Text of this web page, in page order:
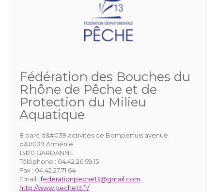
Fédération des Bouches du
Rhône de Pêche et de
Protection du Milieu
Aquatique
8 parc d&#039,activités de Bompertuis avenue
d&#039,Arménie
13120 GARDANNE
Téléphone : 04.42.26.59.15
Fax : 04.42.27.71.64
Email :federationpeche13@gmail.com
http://www.peche13.fr/